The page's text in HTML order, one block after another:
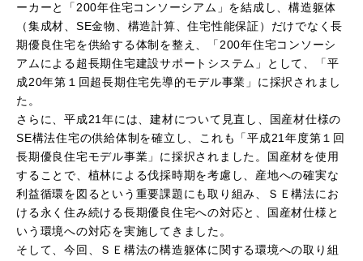
ーカーと「200年住宅コンソーシアム」を結成し、構造躯体
（集成材、SE金物、構造計算、住宅性能保証）だけでなく長
期優良住宅を供給する体制を整え、「200年住宅コンソーシ
アムによる超長期住宅建設サポートシステム」として、「平
成20年第１回超長期住宅先導的モデル事業」に採択されまし
た。
さらに、平成21年には、建材について見直し、国産材仕様の
SE構法住宅の供給体制を確立し、これも「平成21年度第１回
長期優良住宅モデル事業」に採択されました。国産材を使用
することで、植林による伐採時期を考慮し、産地への確実な
利益循環を図るという重要課題にも取り組み、ＳＥ構法にお
ける永く住み続ける長期優良住宅への対応と、国産材仕様と
いう環境への対応を実施してきました。
そして、今回、ＳＥ構法の構造躯体に関する環境への取り組